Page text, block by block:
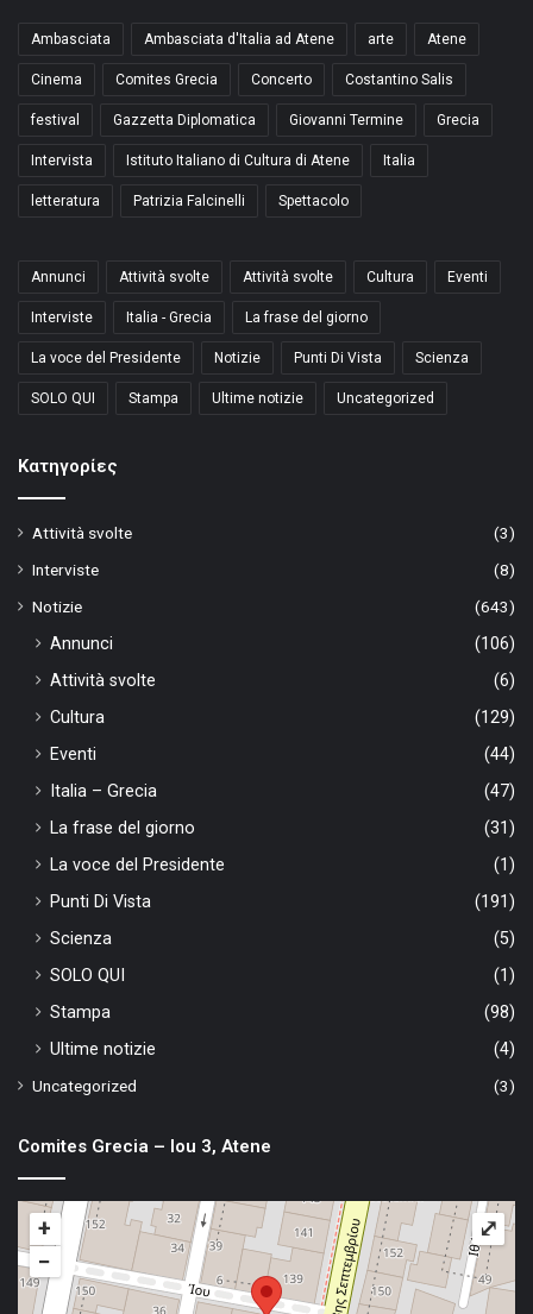
Ambasciata Ambasciata d'Italia ad Atene arte Atene
Cinema Comites Grecia Concerto Costantino Salis
festival Gazzetta Diplomatica Giovanni Termine Grecia
Intervista Istituto Italiano di Cultura di Atene Italia
letteratura Patrizia Falcinelli Spettacolo
Annunci Attività svolte Attività svolte Cultura Eventi
Interviste Italia - Grecia La frase del giorno
La voce del Presidente Notizie Punti Di Vista Scienza
SOLO QUI Stampa Ultime notizie Uncategorized
Kατηγορίες
Attività svolte
(3)
Interviste
(8)
Notizie
(643)
Annunci
(106)
Attività svolte
(6)
Cultura
(129)
Eventi
(44)
Italia – Grecia
(47)
La frase del giorno
(31)
La voce del Presidente
(1)
Punti Di Vista
(191)
Scienza
(5)
SOLO QUI
(1)
Stampa
(98)
Ultime notizie
(4)
Uncategorized
(3)
Comites Grecia – Iou 3, Atene
+
−
⤢